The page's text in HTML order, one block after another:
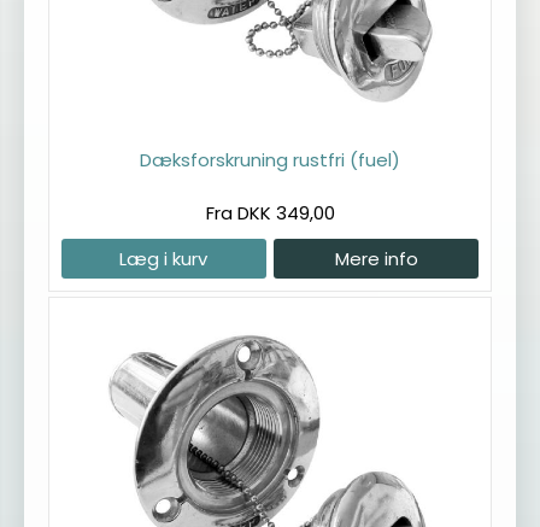
Dæksforskruning rustfri (fuel)
Fra DKK 349,00
Læg i kurv
Mere info